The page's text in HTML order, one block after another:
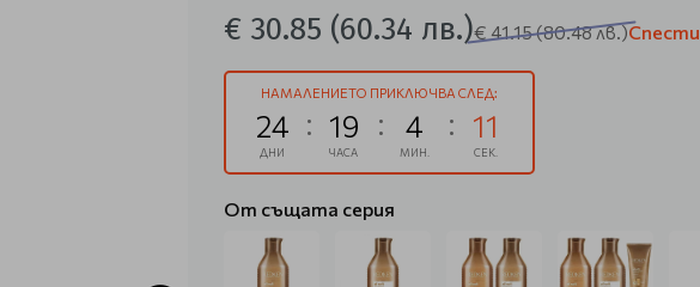
€ 30.85 (60.34 лв.)€ 41.15(80.48 лв.)Спести
НАМАЛЕНИЕТО ПРИКЛЮЧВА СЛЕД:
24
ДНИ
19
ЧАСА
4
МИН.
10
СЕК.
От същата серия